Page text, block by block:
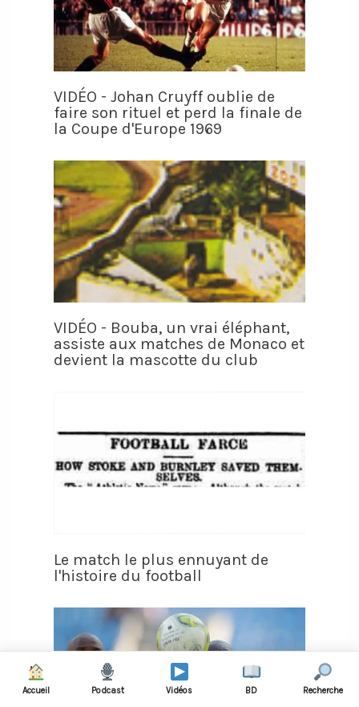
VIDÉO - Johan Cruyff oublie de
faire son rituel et perd la finale de
la Coupe d'Europe 1969
VIDÉO - Bouba, un vrai éléphant,
assiste aux matches de Monaco et
devient la mascotte du club
Le match le plus ennuyant de
l'histoire du football
Accueil Podcast Vidéos BD Recherche